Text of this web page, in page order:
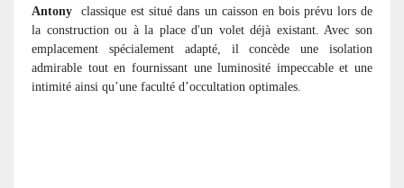
Antony
classique est situé dans un caisson en bois prévu lors de
la construction ou à la place d'un volet déjà existant. Avec son
emplacement spécialement adapté, il concède une isolation
admirable tout en fournissant une luminosité impeccable et une
intimité ainsi qu’une faculté d’occultation optimales.